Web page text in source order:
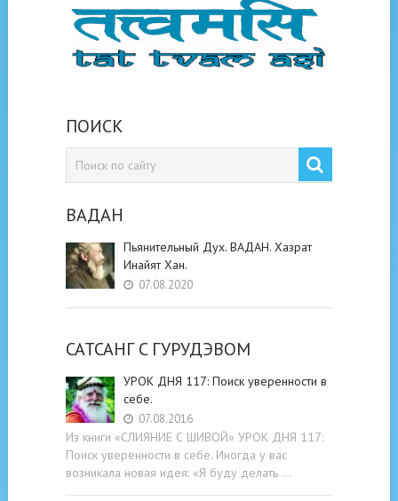
ПОИСК
ВАДАН
Пьянительный Дух. ВАДАН. Хазрат
Инайят Хан.
07.08.2020
САТСАНГ C ГУРУДЭВОМ
УРОК ДНЯ 117: Поиск уверенности в
себе.
07.08.2016
Из книги «СЛИЯНИЕ С ШИВОЙ» УРОК ДНЯ 117:
Поиск уверенности в себе. Иногда у вас
возникала новая идея: «Я буду делать …